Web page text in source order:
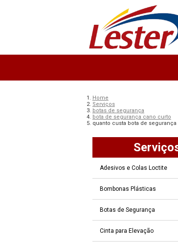
Home
Serviços
botas de segurança
bota de segurança cano curto
quanto custa bota de
Adesivos e Colas Loctite
Bombonas Plásticas
Botas de Segurança
Cinta para Elevação